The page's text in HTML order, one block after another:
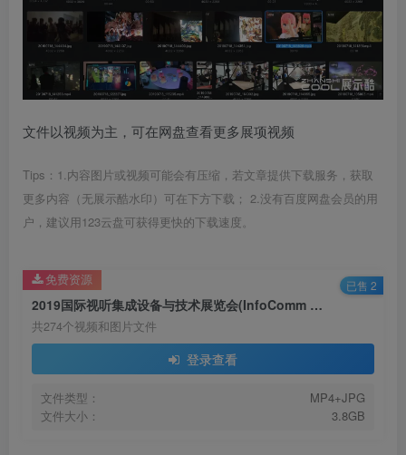
文件以视频为主，可在网盘查看更多展项视频
Tips：1.内容图片或视频可能会有压缩，若文章提供下载服务，获取
更多内容（无展示酷水印）可在下方下载； 2.没有百度网盘会员的用
户，建议用123云盘可获得更快的下载速度。
2019国际视听集成设备与技术展览会(InfoComm China 2019)
共274个视频和图片文件
登录查看
文件类型：
MP4+JPG
文件大小：
3.8GB
免费资源 已售 2